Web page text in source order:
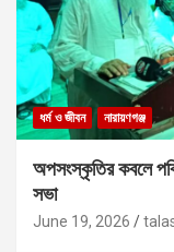
ধর্ম ও জীবন নারায়ণগঞ্জ
অপসংস্কৃতির কবলে
সভা
June 19, 2026